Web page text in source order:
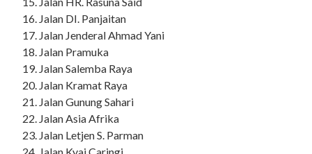
Jalan DI. Panjaitan
Jalan Jenderal Ahmad Yani
Jalan Pramuka
Jalan Salemba Raya
Jalan Kramat Raya
Jalan Gunung Sahari
Jalan Asia Afrika
Jalan Letjen S. Parman